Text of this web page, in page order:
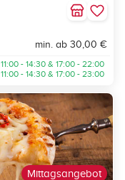
min. ab 30,00 €
11:00 - 14:30 & 17:00 - 22:00
11:00 - 14:30 & 17:00 - 23:00
Mittagsangebot